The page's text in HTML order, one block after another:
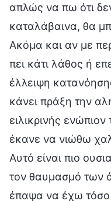
απλώς να πω ότι
καταλάβαινα, θα
Ακόμα και αν με
πει κάτι λάθος ή
έλλειψη
κάνει πράξη την
ειλικρινής
έκανε να νιώθω
Αυτό είναι πιο
τον θαυμασμό των
έπαψα να έχω τόσο